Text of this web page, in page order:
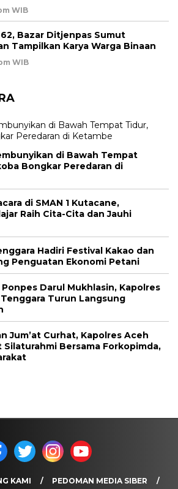
WIB
62, Bazar Ditjenpas Sumut
Tampilkan Karya Warga Binaan
WIB
di Bawah Tempat
Bongkar Peredaran di
di SMAN 1 Kutacane,
Raih Cita-Cita dan Jauhi
Hadiri Festival Kakao dan
Penguatan Ekonomi Petani
Ponpes Darul Mukhlasin, Kapolres
Turun Langsung
Jum’at Curhat, Kapolres Aceh
Silaturahmi Bersama Forkopimda,
KAMI
PEDOMAN MEDIA SIBER